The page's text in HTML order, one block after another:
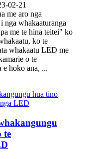
02-21
me aro nga
nga whakaaturanga
me te hina teitei" ko
ko te
whakaatu LED me
o te
e hoko ana, ...
te